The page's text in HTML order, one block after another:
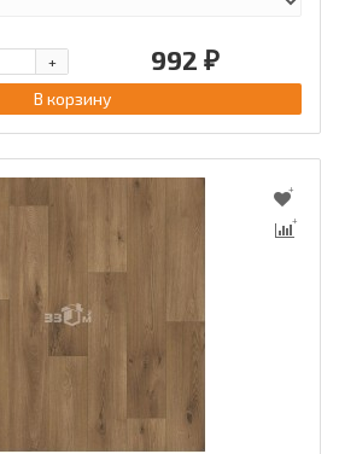
992 ₽
+
В корзину